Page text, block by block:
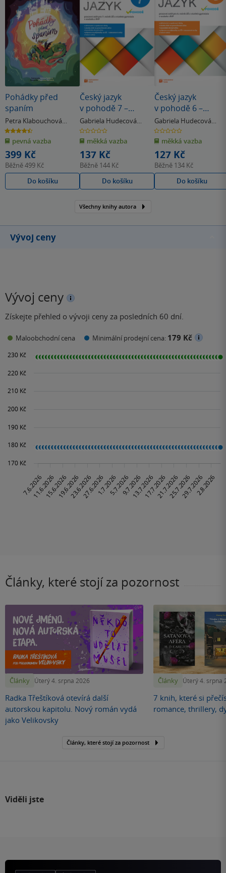
Pohádky před
spaním
Petra Klabouchová
& další
4.5
z
5
hvězdiček
pevná vazba
399 Kč
Běžně499 Kč
Do košíku
Český jazyk
v pohodě 7 –
pracovní sešit
Gabriela Hudecová
& další
0.0
z
5
hvězdiček
měkká vazba
137 Kč
Běžně 144 Kč
Do košíku
Český jazyk
v pohodě 6 –
pracovní sešit
Gabriela Hudecová
& další
0.0
z
5
hvězdiček
měkká vazba
127 Kč
Běžně 134 Kč
Do košíku
Všechny knihy autora
Vývoj ceny
Vývoj ceny
Získejte přehled o vývoji ceny za posledních 60 dní.
Maloobchodní cena Minimální prodejní cena: 179 Kč
Články, které stojí za pozornost
Články Úterý 4. srpna 2026
Radka Třeštíková otevírá další
autorskou kapitolu. Nový román vydá
jako Velikovsky
Články Úterý 4. srpna
7 knih, které si
romance, thrillery,
Články, které stojí za pozornost
Viděli jste